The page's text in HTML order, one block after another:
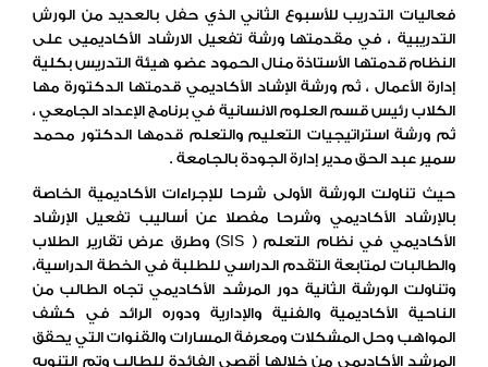
فعاليات التدريب للأسبوع الثاني الذي حفل بالعديد من الورش
التدريبية ، في مقدمتها ورشة تفعيل الارشاد الأكاديميى على
النظام قدمتها الأستاذة منال الحمود عضو هيئة التدريس بكلية
إدارة الأعمال ، ثم ورشة الإشاد الأكاديمي قدمتها الدكتورة مها
الكلاب رئيس قسم العلوم الانسانية في برنامج الإعداد الجامعي ،
ثم ورشة استراتيجيات التعليم والتعلم قدمها الدكتور محمد
سمير عبد الحق مدير إدارة الجودة بالجامعة .
حيث تناولت الورشة الأولى شرحا للإجراءات الأكاديمية الخاصة
بالإرشاد الأكاديمي وشرحا مفصلا عن أساليب تفعيل الإرشاد
الأكاديمي في نظام التعلم ( SIS) وطرق عرض تقارير الطلاب
والطالبات لمتابعة التقدم الدراسي للطلبة في الخطة الدراسية،
وتناولت الورشة الثانية دور المرشد الأكاديمي تجاه الطالب من
الناحية الأكاديمية والفنية والإدارية ودوره الرائد في كشف
المواهب وحل المشكلات ومعرفة المسارات والقنوات التي يحقق
المرشد الأكاديمي من خلالها أقصى الفائدة للطالب وتم التنويه